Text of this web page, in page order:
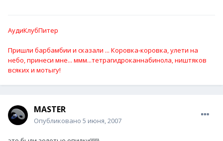
АудиКлубПитер
Пришли барбамбии и сказали ... Коровка-коровка, улети на
небо, принеси мне... ммм...тетрагидроканнабинола, ништяков
всяких и мотыгу!
MASTER
Опубликовано 5 июня, 2007